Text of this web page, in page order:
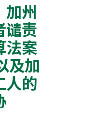
加州
谴责
法案
及加
人的